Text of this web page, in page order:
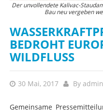
Der unvollendete Kalivac-
Bau neu vergeben
BEDROHT
WILDFLUSS
30 Mai, 2017 By admin
Gemeinsame